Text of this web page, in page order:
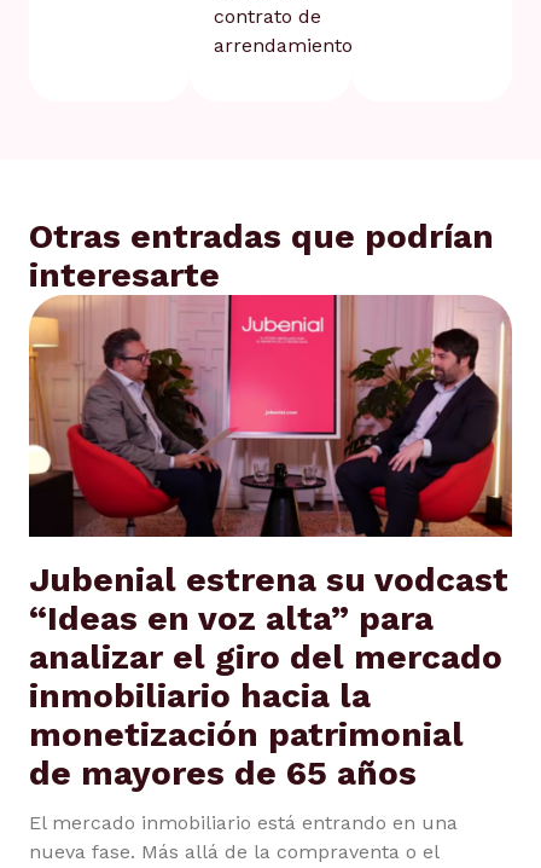
contrato de
arrendamiento.
Otras entradas que podrían
interesarte
Jubenial estrena su vodcast
“Ideas en voz alta” para
analizar el giro del mercado
inmobiliario hacia la
monetización patrimonial
de mayores de 65 años
El mercado inmobiliario está entrando en una
nueva fase. Más allá de la compraventa o el